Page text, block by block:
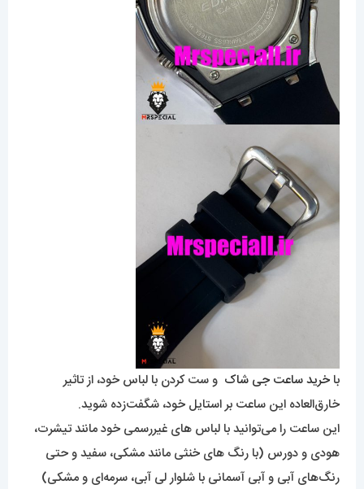
با خرید ساعت جی شاک و ست کردن با لباس خود، از تاثیر
خارق‌العاده این ساعت بر استایل خود، شگفت‌زده شوید.
این ساعت را می‌توانید با لباس های غیررسمی خود مانند تیشرت،
هودی و دورس (با رنگ های خنثی مانند مشکی، سفید و حتی
رنگ‌های آبی و آبی آسمانی با شلوار لی آبی، سرمه‌ای و مشکی)